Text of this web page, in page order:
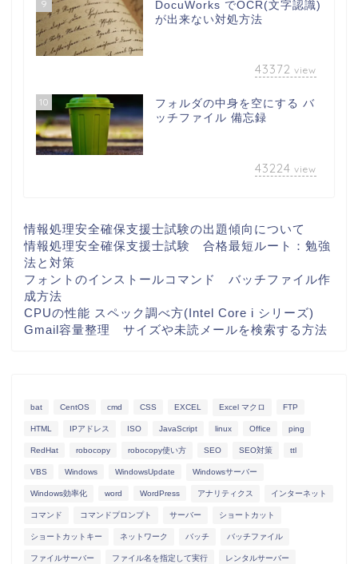
9
DocuWorks でOCR(文字認識)
が出来ない対処方法
43372 view
10
フォルダの中身を空にする バ
ッチファイル 備忘録
43224 view
情報処理安全確保支援士試験の出題傾向について
情報処理安全確保支援士試験 合格最短ルート：勉強
法と対策
フォントのインストールコマンド バッチファイル作
成方法
CPUの性能 スペック調べ方(Intel Core i シリーズ)
Gmail容量整理 サイズや未読メールを検索する方法
bat CentOS cmd CSS EXCEL Excel マクロ FTP
HTML IPアドレス ISO JavaScript linux Office ping
RedHat robocopy robocopy使い方 SEO SEO対策 ttl
VBS Windows WindowsUpdate Windowsサーバー
Windows効率化 word WordPress アナリティクス インターネット
コマンド コマンドプロンプト サーバー ショートカット
ショートカットキー ネットワーク バッチ バッチファイル
ファイルサーバー ファイル名を指定して実行 レンタルサーバー